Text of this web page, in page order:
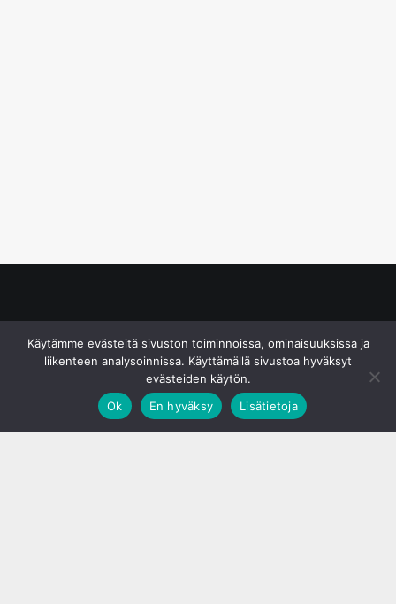
Käytämme evästeitä sivuston toiminnoissa, ominaisuuksissa ja
liikenteen analysoinnissa. Käyttämällä sivustoa hyväksyt
evästeiden käytön.
Ok
En hyväksy Lisätietoja